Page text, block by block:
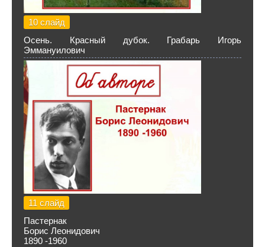
10 слайд
Осень. Красный дубок. Грабарь Игорь
Эммануилович
11 слайд
Пастернак
Борис Леонидович
1890 -1960